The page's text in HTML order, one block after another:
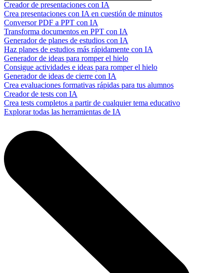
Creador de presentaciones con IA
Crea presentaciones con IA en cuestión de minutos
Conversor PDF a PPT con IA
Transforma documentos en PPT con IA
Generador de planes de estudios con IA
Haz planes de estudios más rápidamente con IA
Generador de ideas para romper el hielo
Consigue actividades e ideas para romper el hielo
Generador de ideas de cierre con IA
Crea evaluaciones formativas rápidas para tus alumnos
Creador de tests con IA
Crea tests completos a partir de cualquier tema educativo
Explorar todas las herramientas de IA